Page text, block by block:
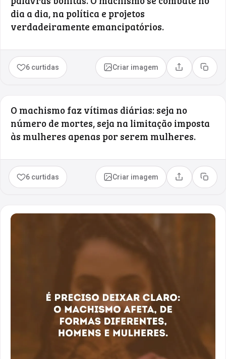
dia a dia, na política e projetos
verdadeiramente emancipatórios.
6 curtidas Criar imagem Compartilhar
Copiar
O machismo faz vítimas diárias: seja no
número de mortes, seja na limitação imposta
às mulheres apenas por serem mulheres.
6 curtidas Criar imagem Compartilhar
Copiar